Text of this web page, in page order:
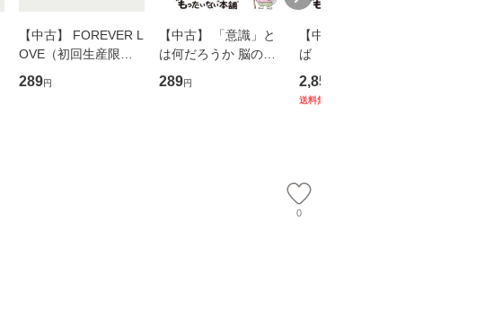
【中古】 FOREVER L
OVE（初回生産限定
盤） / 清水翔太×加藤
ミリヤ / [CD]【メール
289円
【中古】 「意識」と
は何だろうか 脳の来
歴、知覚の錯誤 （講
談社現代新書） / 下条
289円
【中古】 耳をすませ
ば 〈2枚組〉 [DVD] /
ブエナ・ビスタ・ホー
ム・エンターテイメン
2,852
送料無料
0